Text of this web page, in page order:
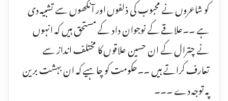
کو شاعروں نے محبوب کی ذلفوں اور آنکھوں سے تشبیہ دی
ہے ۔۔علاقے کے نوجوان داد کے مستحق ہیں کہ انہوں
نے چترال کے ان حسین علاقوں کا مختلف انداز سے
تعارف کراتے ہیں ۔۔حکومت کو چاہیے کہ ان بہشت برین
پہ توجہ دے ۔۔۔